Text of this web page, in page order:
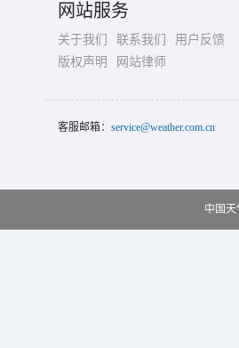
网站服务
关于我们 联系我们
用户反馈
版权声明
网站律师
客服邮箱： service@weather.com.cn
中国